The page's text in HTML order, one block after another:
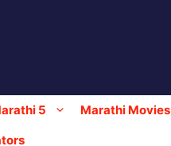
5 Marathi Movies